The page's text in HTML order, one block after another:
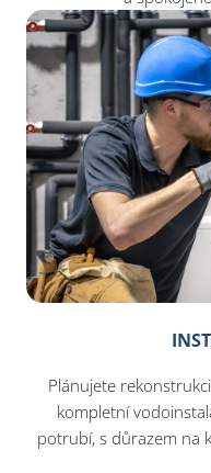
Plánujete
kompletní
potrubí, s důrazem na